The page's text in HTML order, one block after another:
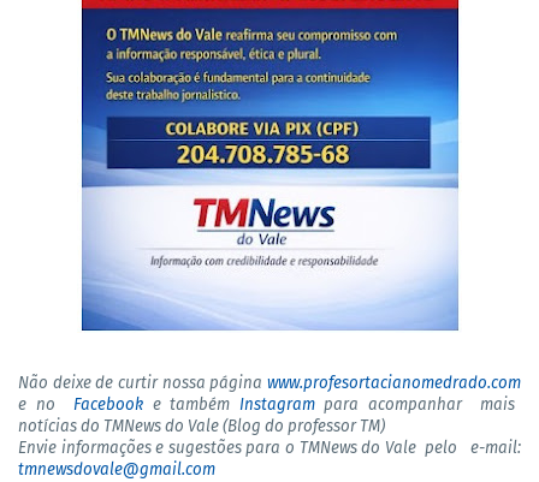
Não deixe de curtir nossa página www.profesortacianomedrado.com
e no Facebooke também Instagrampara acompanhar mais
notícias do TMNews do Vale (Blog do professor TM)
Envie informações e sugestões para o TMNews do Vale pelo e-mail:
tmnewsdovale@gmail.com